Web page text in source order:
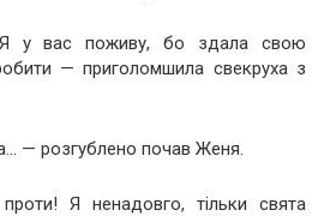
Я у вас поживу, бо здала свою
— приголомшила свекруха з
— розгублено почав Женя.
Я ненадовго, тільки свята